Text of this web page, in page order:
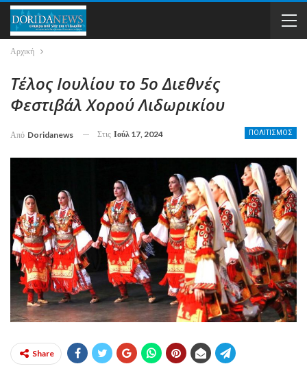
Αρχική
Τέλος Ιουλίου το 5ο Διεθνές
Φεστιβάλ Χορού Λιδωρικίου
ΠΟΛΙΤΙΣΜΟΣ
Από Doridanews Στις Ιούλ 17, 2024
Share